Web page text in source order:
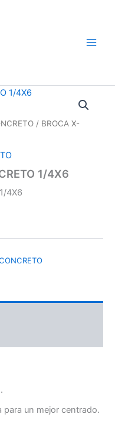
/ BROCA X-
1/4X6
4X6
para un mejor centrado.